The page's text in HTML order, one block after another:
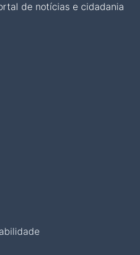
de notícias e cidadania